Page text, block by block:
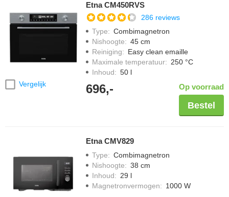
Vergelijk
Etna CM450RVS
286 reviews
Type: Combimagnetron
Nishoogte: 45 cm
Reiniging: Easy clean emaille
Maximale temperatuur: 250 °C
Inhoud: 50 l
696,- Op voorraad
Bestel
Etna CMV829
Type: Combimagnetron
Nishoogte: 38 cm
Inhoud: 29 l
Magnetronvermogen: 1000 W